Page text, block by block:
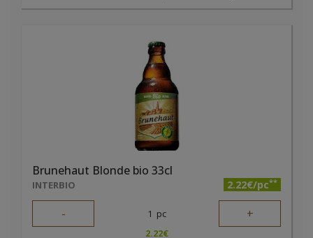
Brunehaut Blonde bio 33cl
INTERBIO 2.22€/pc**
- 1 pc +
2.22€